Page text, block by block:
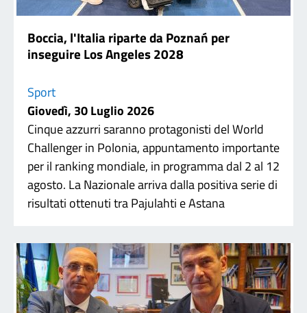
Boccia, l'Italia riparte da Poznań per
inseguire Los Angeles 2028
Sport
Giovedì, 30 Luglio 2026
Cinque azzurri saranno protagonisti del World
Challenger in Polonia, appuntamento importante
per il ranking mondiale, in programma dal 2 al 12
agosto. La Nazionale arriva dalla positiva serie di
risultati ottenuti tra Pajulahti e Astana